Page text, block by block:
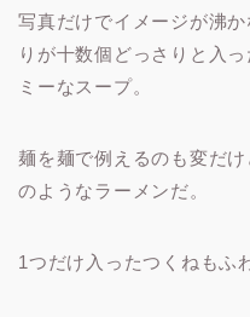
写真だけでイメージが沸
りが十数個どっさりと入
ミーなスープ。
麺を麺で例えるのも変だ
のようなラーメンだ。
1つだけ入ったつくねもふ